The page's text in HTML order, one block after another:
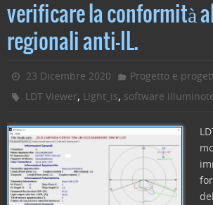
verificare la conformità
regionali anti-IL.
23 Dicembre 2020 Progetto e
LDT Viewer, Light_is, software